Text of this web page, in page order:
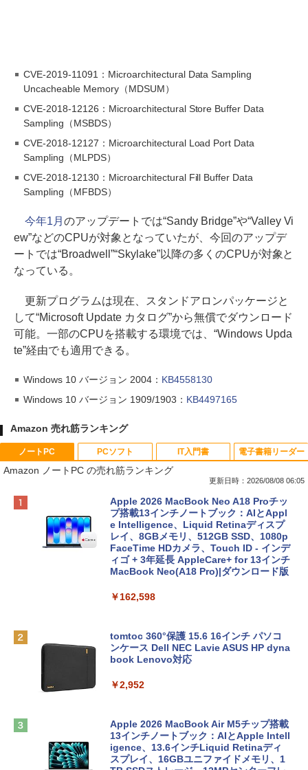
CVE-2019-11091：Microarchitectural Data Sampling
Uncacheable Memory（MDSUM）
CVE-2018-12126：Microarchitectural Store Buffer Data
Sampling（MSBDS）
CVE-2018-12127：Microarchitectural Load Port Data
Sampling（MLPDS）
CVE-2018-12130：Microarchitectural Fill Buffer Data
Sampling（MFBDS）
今年1月 のアップデートでは“Sandy Bridge”や“Valley Vi
ew”などのCPUが対象となっていたが、今回のアップデ
ートでは“Broadwell”“Skylake”以降の多くのCPUが対象と
なっている。
更新プログラムは現在、スタンドアロンパッケージと
して“Microsoft Update カタログ”から無償でダウンロード
可能。一部のCPUを搭載する環境では、“Windows Upda
te”経由でも適用できる。
Windows 10 バージョン 2004： KB4558130
Windows 10 バージョン 1909/1903： KB4497165
Amazon 売れ筋ランキング
ノートPC
Amazon ノートPC の売れ筋ランキング
更新日時：2026/08/08 06:05
Apple 2026 MacBook Neo A18 Proチッ
プ搭載13インチノートブック：AIとAppl
e Intelligence、Liquid Retinaディスプ
レイ、8GBメモリ、512GB SSD、1080p
FaceTime HDカメラ、Touch ID - インデ
ィゴ + 3年延長 AppleCare+ for 13インチ
MacBook Neo(A18 Pro)|ダウンロード版
￥162,598
tomtoc 360°保護 15.6 16インチ パソコ
ンケース Dell NEC Lavie ASUS HP dyna
book Lenovo対応
￥2,952
Apple 2026 MacBook Air M5チップ搭載
13インチノートブック：AIとApple Intell
igence、13.6インチLiquid Retinaディ
スプレイ、16GBユニファイドメモリ、1
PCソフト IT入門書 電子書籍リーダー